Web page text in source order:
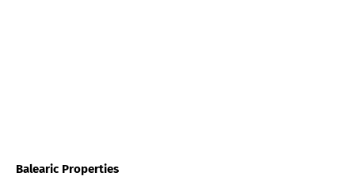
Balearic Properties